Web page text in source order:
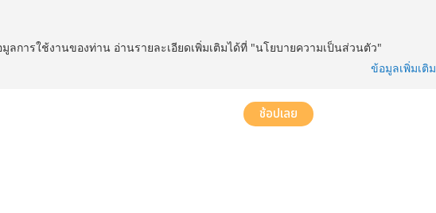
ลการใช้งานของท่าน อ่านรายละเอียดเพิ่มเติมได้ที่ "นโยบายความเป็นส่วนตัว"
ข้อมูลเพิ่มเติม
ช้อปเลย